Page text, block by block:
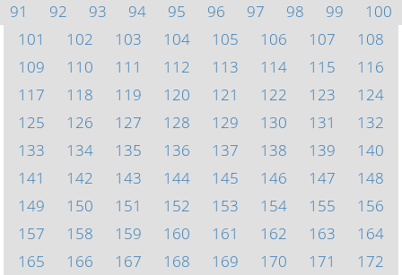
91
92 93 94 95 96 97 98 99
100
101
102 103 104 105 106 107
108
109
110 111 112 113 114 115
116
117
118 119 120 121 122 123
124
125
126 127 128 129 130 131
132
133
134 135 136 137 138 139
140
141
142 143 144 145 146 147
148
149
150 151 152 153 154 155
156
157
158 159 160 161 162 163
164
165
166 167 168 169 170 171
172